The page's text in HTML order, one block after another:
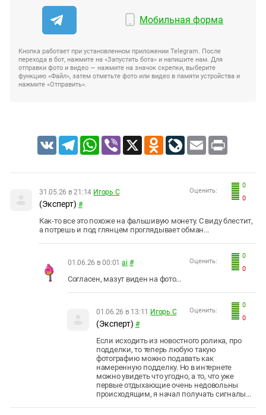
Мобильная форма
Кнопка работает при установленном приложении Telegram. После
перехода в бот, нажмите на «Запустить бота» и напишите нам. Для
отправки фото и видео — нажмите на значок скрепки, выберите
функцию «Файл», затем отметьте фото или видео в памяти устройства и
нажмите «Отправить».
VK TelegramWhatsApp
Viber X Odnoklassniki
LiveJournal
Email Print
0
0
Оценить:
31.05.26 в 21:14 Игорь С
(Эксперт) #
Как-то все это похоже на фальшивую монету. С виду блестит,
а потрешь и под глянцем проглядывает обман...
0
0
Оценить:
01.06.26 в 00:01 ai #
Согласен, мазут виден на фото...
0
0
Оценить:
01.06.26 в 13:11 Игорь С
(Эксперт) #
Если исходить из новостного ролика, про
подделки, то теперь любую такую
фотографию можно подавать как
намеренную подделку. Но в интернете
можно увидеть что угодно, а то, что уже
первые отдыхающие очень недовольны
происходящим, я начал получать сигналы...